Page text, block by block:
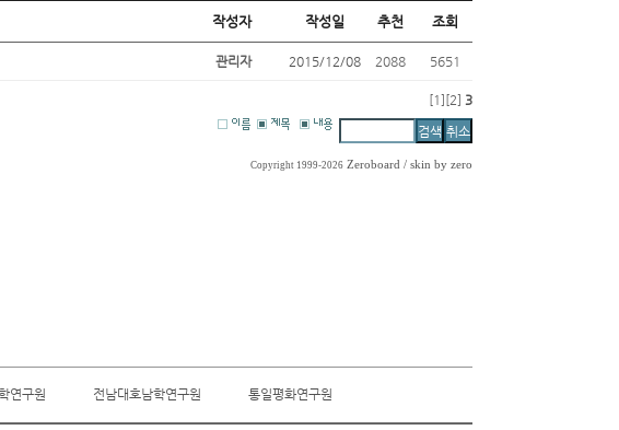
작성자 작성일 추천 조회
관리자 2015/12/08 2088 5651
[1] [2] 3
Copyright 1999-2026 Zeroboard / skin by zero
연구원 전남대호남학연구원 통일평화연구원